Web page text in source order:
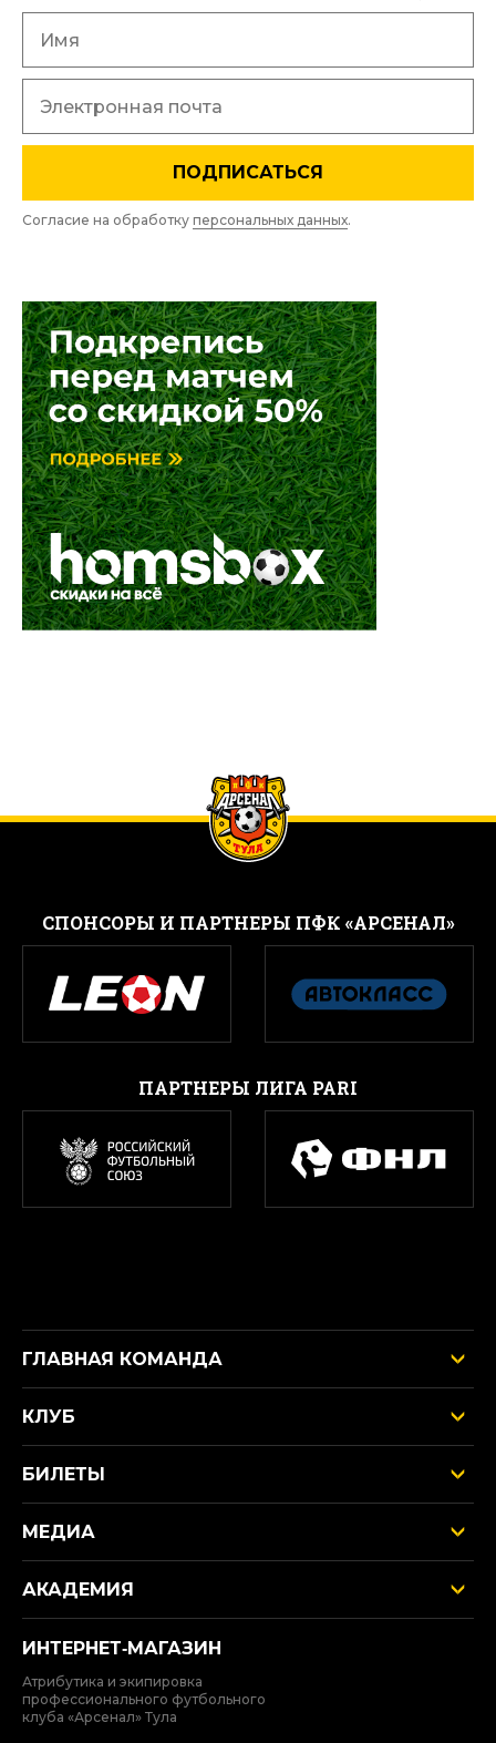
ПОДПИСАТЬСЯ
Согласие на обработку персональных данных.
CПОНСОРЫ И ПАРТНЕРЫ ПФК «АРСЕНАЛ»
ПАРТНЕРЫ ЛИГА PARI
ГЛАВНАЯ КОМАНДА
КЛУБ
БИЛЕТЫ
МЕДИА
АКАДЕМИЯ
ИНТЕРНЕТ‑МАГАЗИН
Атрибутика и экипировка
профессионального футбольного
клуба «Арсенал» Тула